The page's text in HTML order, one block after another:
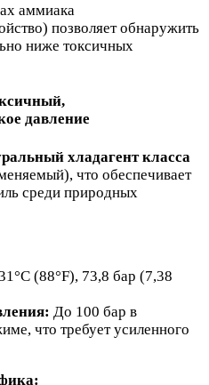
аммиака
позволяет обнаружить
ниже токсичных
давление
хладагент класса
что обеспечивает
среди природных
(88°F), 73,8 бар (7,38
До 100 бар в
что требует усиленного